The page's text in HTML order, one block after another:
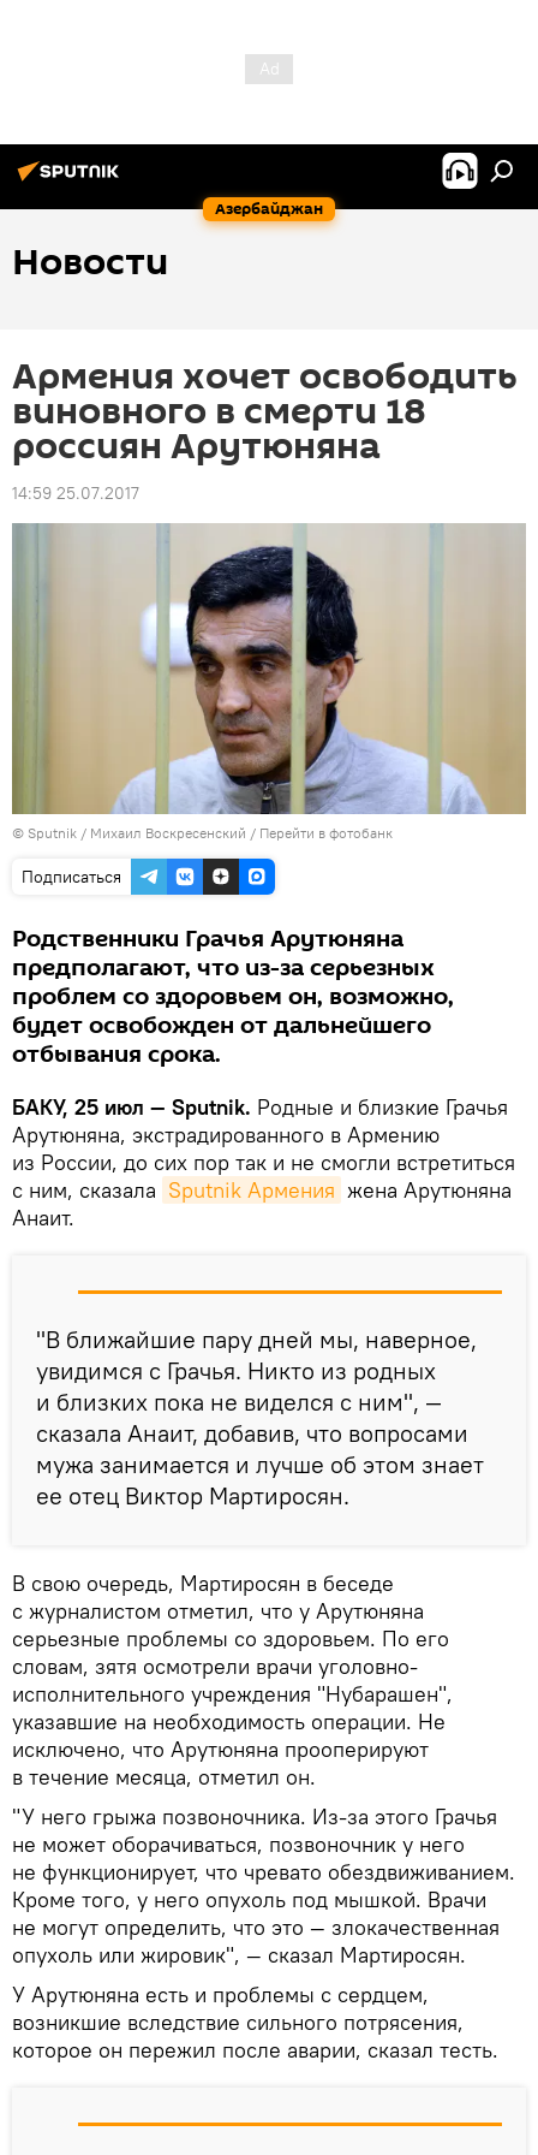
Азербайджан
Новости
Армения хочет освободить
виновного в смерти 18
россиян Арутюняна
14:59 25.07.2017
© Sputnik / Михаил Воскресенский / Перейти в фотобанк
Подписаться
Родственники Грачья Арутюняна
предполагают, что из-за серьезных
проблем со здоровьем он, возможно,
будет освобожден от дальнейшего
отбывания срока.
БАКУ, 25 июл — Sputnik. Родные и близкие Грачья
Арутюняна, экстрадированного в Армению
из России, до сих пор так и не смогли встретиться
с ним, сказала Sputnik Армения жена Арутюняна
Анаит.
"В ближайшие пару дней мы, наверное,
увидимся с Грачья. Никто из родных
и близких пока не виделся с ним", —
сказала Анаит, добавив, что вопросами
мужа занимается и лучше об этом знает
ее отец Виктор Мартиросян.
В свою очередь, Мартиросян в беседе
с журналистом отметил, что у Арутюняна
серьезные проблемы со здоровьем. По его
словам, зятя осмотрели врачи уголовно-
исполнительного учреждения "Нубарашен",
указавшие на необходимость операции. Не
исключено, что Арутюняна прооперируют
в течение месяца, отметил он.
"У него грыжа позвоночника. Из-за этого Грачья
не может оборачиваться, позвоночник у него
не функционирует, что чревато обездвиживанием.
Кроме того, у него опухоль под мышкой. Врачи
не могут определить, что это — злокачественная
опухоль или жировик", — сказал Мартиросян.
У Арутюняна есть и проблемы с сердцем,
возникшие вследствие сильного потрясения,
которое он пережил после аварии, сказал тесть.